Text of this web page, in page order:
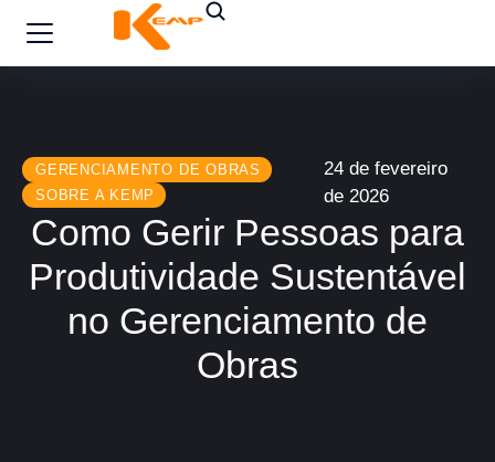
GERENCIAMENTO DE OBRAS
SOBRE A KEMP
24 de fevereiro
de 2026
Como Gerir Pessoas para
Produtividade Sustentável
no Gerenciamento de
Obras